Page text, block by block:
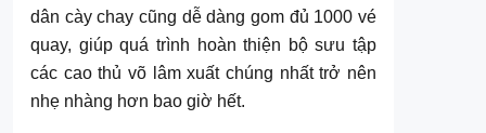
dân cày chay cũng dễ dàng gom đủ 1000 vé
quay, giúp quá trình hoàn thiện bộ sưu tập
các cao thủ võ lâm xuất chúng nhất trở nên
nhẹ nhàng hơn bao giờ hết.